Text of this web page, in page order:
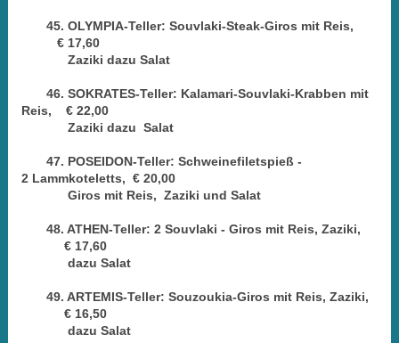
45. OLYMPIA-Teller: Souvlaki-Steak-Giros mit Reis,
€ 17,60
Zaziki dazu Salat
46. SOKRATES-Teller: Kalamari-Souvlaki-Krabben mit
Reis, € 22,00
Zaziki dazu Salat
47. POSEIDON-Teller: Schweinefiletspieß -
2 Lammkoteletts, € 20,00
Giros mit Reis, Zaziki und Salat
48. ATHEN-Teller: 2 Souvlaki - Giros mit Reis, Zaziki,
€ 17,60
dazu Salat
49. ARTEMIS-Teller: Souzoukia-Giros mit Reis, Zaziki,
€ 16,50
dazu Salat